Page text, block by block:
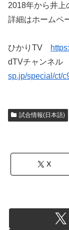
2018年から井上
詳細はホームペ
ひかりTV
dTVチャンネル
sp.jp/special/ct/
試合情報(日本語)
X